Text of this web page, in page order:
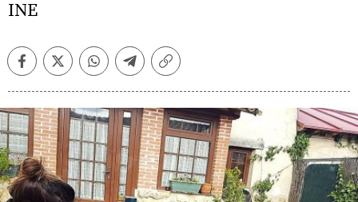
INE
FacebookTwitterWhatsappTelegramCopiar